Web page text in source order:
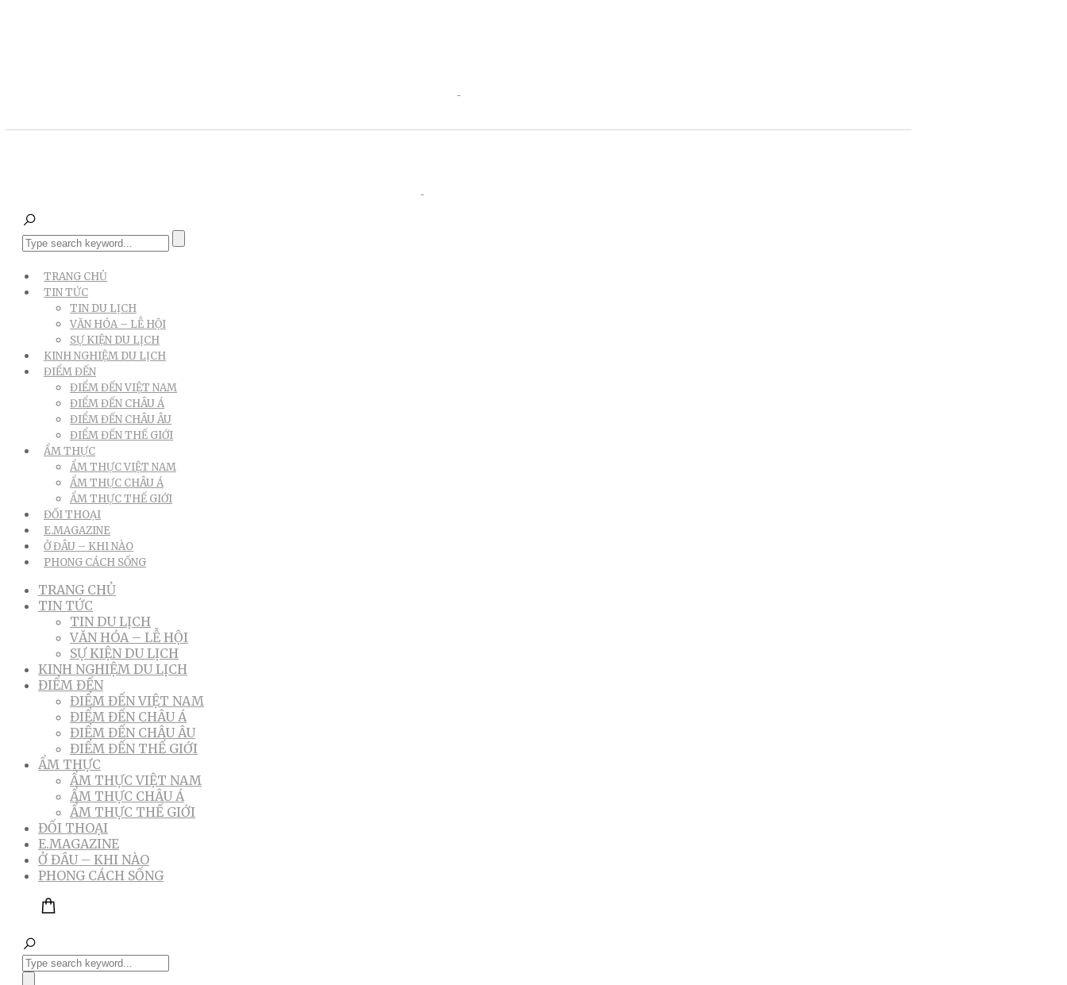
TRANG CHỦ
TIN TỨC
TIN DU LỊCH
VĂN HÓA – LỄ HỘI
SỰ KIỆN DU LỊCH
KINH NGHIỆM DU LỊCH
ĐIỂM ĐẾN
ĐIỂM ĐẾN VIỆT NAM
ĐIỂM ĐẾN CHÂU Á
ĐIỂM ĐẾN CHÂU ÂU
ĐIỂM ĐẾN THẾ GIỚI
ẨM THỰC
ẨM THỰC VIỆT NAM
ẨM THỰC CHÂU Á
ẨM THỰC THẾ GIỚI
ĐỐI THOẠI
E.MAGAZINE
Ở ĐÂU – KHI NÀO
PHONG CÁCH SỐNG
TRANG CHỦ
TIN TỨC
TIN DU LỊCH
VĂN HÓA – LỄ HỘI
SỰ KIỆN DU LỊCH
KINH NGHIỆM DU LỊCH
ĐIỂM ĐẾN
ĐIỂM ĐẾN VIỆT NAM
ĐIỂM ĐẾN CHÂU Á
ĐIỂM ĐẾN CHÂU ÂU
ĐIỂM ĐẾN THẾ GIỚI
ẨM THỰC
ẨM THỰC VIỆT NAM
ẨM THỰC CHÂU Á
ẨM THỰC THẾ GIỚI
ĐỐI THOẠI
E.MAGAZINE
Ở ĐÂU – KHI NÀO
PHONG CÁCH SỐNG